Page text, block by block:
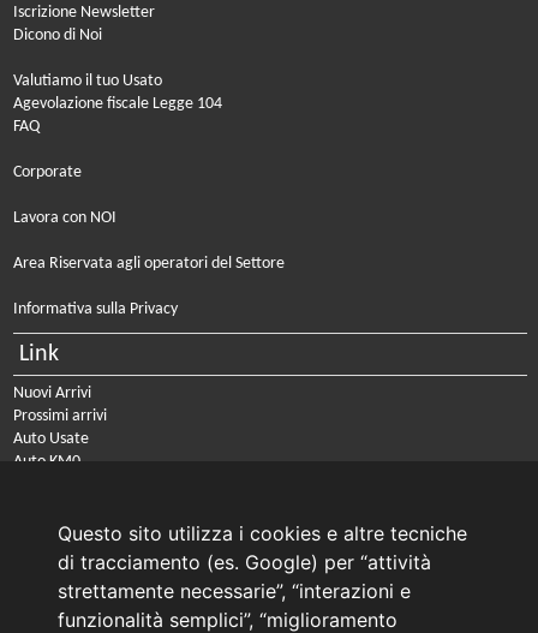
Questo sito utilizza i cookies e altre tecniche
di tracciamento (es. Google) per “attività
strettamente necessarie”, “interazioni e
funzionalità semplici”, “miglioramento
Iscrizione Newsletter
Dicono di Noi
Valutiamo il tuo Usato
Agevolazione fiscale Legge 104
FAQ
Corporate
Lavora con NOI
Area Riservata agli operatori del Settore
Informativa sulla Privacy
Link
Nuovi Arrivi
Prossimi arrivi
Auto Usate
Auto KM0
PRENOTA IL TUO INTERVENTO DI OFFICINA
PRENOTA LA REVISIONE DELLA TUA AUTO
Consulente Online Usato: 0805608980